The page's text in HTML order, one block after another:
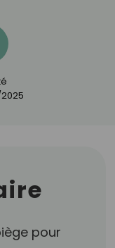
pour